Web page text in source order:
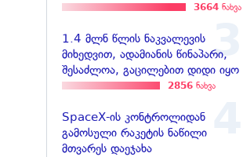
3664 ნახვა
1.4 მლნ წლის ნაკვალევის
მიხედვით, ადამიანის წინაპარი,
შესაძლოა, გაცილებით დიდი იყო
2856 ნახვა
SpaceX-ის კონტროლიდან
გამოსული რაკეტის ნაწილი
მთვარეს დაეჯახა